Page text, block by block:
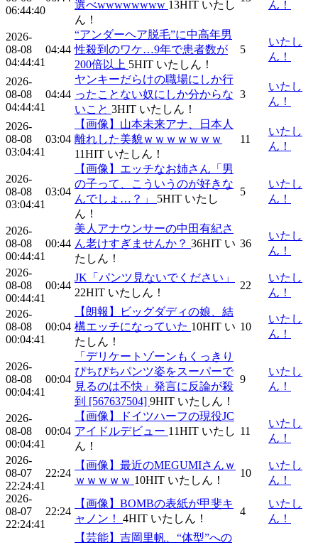
06:44:40
選べwwwwwwww 13HIT いたし
ん！
ん！
2026-
08-08
04:44:41
04:44
“アンダーヘア脱毛”に中高年男
性殺到のワケ…9年で患者数が
200倍以上 5HIT いたしん！
5
いたし
ん！
2026-
08-08
04:44:41
04:44
ヤンキーだらけの職場にしか行
ったことない奴にしか分からな
いこと 3HIT いたしん！
3
いたし
ん！
2026-
08-08
03:04:41
03:04
【画像】山本未来アナ、日本人
離れした美貌ｗｗｗｗｗｗｗ
11HIT いたしん！
11
いたし
ん！
2026-
08-08
03:04:41
03:04
【画像】エッチなお姉さん「男
の子って、こういうのが好きな
んでしょ…？」 5HIT いたし
ん！
5
いたし
ん！
2026-
08-08
00:44:41
00:44
美人アナウンサーの中田有紀さ
ん老けすぎませんか？ 36HIT い
たしん！
36
いたし
ん！
2026-
08-08
00:44:41
00:44
JK「パンツ見ないでください」
22HIT いたしん！
22
いたし
ん！
2026-
08-08
00:04:41
00:04
【朗報】ビッグダディの娘、結
構エッチになっていた 10HIT い
たしん！
10
いたし
ん！
2026-
08-08
00:04:41
00:04
「デリケートゾーンもくっきり
ぴちぴちパンツ姿をスーパーで
見るのは不快」発言に反論が殺
到 [567637504] 9HIT いたしん！
9
いたし
ん！
2026-
08-08
00:04:41
00:04
【画像】ドイツハーフの現役JC
アイドルデビュー 11HIT いたし
ん！
11
いたし
ん！
2026-
08-07
22:24:41
22:24
【画像】最近のMEGUMIさんｗ
ｗｗｗｗｗ 10HIT いたしん！
10
いたし
ん！
2026-
08-07
22:24:41
22:24
【画像】BOMBの表紙が甲斐キ
ャノン！ 4HIT いたしん！
4
いたし
ん！
【芸能】吉岡里帆、“体型”への